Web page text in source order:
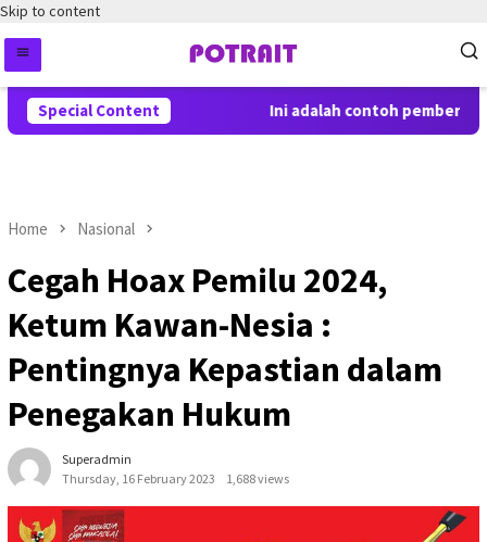
Skip to content
Special Content Ini adalah contoh
Home Nasional
Cegah Hoax Pemilu 2024,
Ketum Kawan-Nesia :
Pentingnya Kepastian dalam
Penegakan Hukum
Superadmin
Thursday, 16 February 2023
1,688 views